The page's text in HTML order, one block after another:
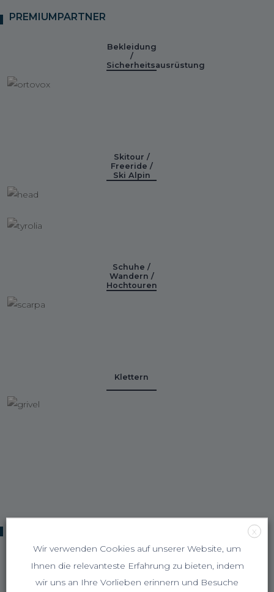
PREMIUMPARTNER
Bekleidung
/
Sicherheitsausrüstung
Skitour /
Freeride /
Ski Alpin
Schuhe /
Wandern /
Hochtouren
Klettern
X
Wir verwenden Cookies auf unserer Website, um
Ihnen die relevanteste Erfahrung zu bieten, indem
wir uns an Ihre Vorlieben erinnern und Besuche